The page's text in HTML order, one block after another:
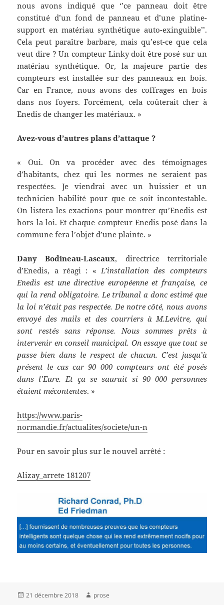
nous avons indiqué que ‘’ce panneau doit être
constitué d’un fond de panneau et d’une platine-
support en matériau synthétique auto-exinguible’’.
Cela peut paraître barbare, mais qu’est-ce que cela
veut dire ? Un compteur Linky doit être posé sur un
matériau synthétique. Or, la majeure partie des
compteurs est installée sur des panneaux en bois.
Car en France, nous avons des coffrages en bois
dans nos foyers. Forcément, cela coûterait cher à
Enedis de changer les matériaux. »
Avez-vous d’autres plans d’attaque ?
« Oui. On va procéder avec des témoignages
d’habitants, chez qui les normes ne seraient pas
respectées. Je viendrai avec un huissier et un
technicien habilité pour que ce soit incontestable.
On listera les exactions pour montrer qu’Enedis est
hors la loi. Et chaque compteur Enedis posé dans la
commune fera l’objet d’une plainte. »
Dany Bodineau-Lascaux, directrice territoriale
d’Enedis, a réagi : «L’installation des compteurs
Enedis est une directive européenne et française, ce
qui la rend obligatoire. Le tribunal a donc estimé que
la loi n’était pas respectée. De notre côté, nous avons
envoyé des mails et des courriers à M.Levitre, qui
sont restés sans réponse. Nous sommes prêts à
intervenir en conseil municipal. On essaye que tout se
passe bien dans le respect de chacun. C’est jusqu’à
présent le cas car 90 000 compteurs ont été posés
dans l’Eure. Et ça se saurait si 90 000 personnes
étaient mécontentes. »
https://www.paris-
normandie.fr/actualites/societe/un-n
Pour en savoir plus sur le nouvel arrêté :
Alizay_arrete 181207
Publié
21 décembre 2018 Auteur
prose